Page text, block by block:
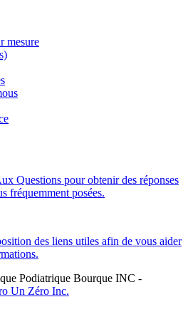
mesure
Questions pour obtenir des réponses
fréquemment posées.
des liens utiles afin de vous aider
Podiatrique Bourque INC -
Un Zéro Inc.